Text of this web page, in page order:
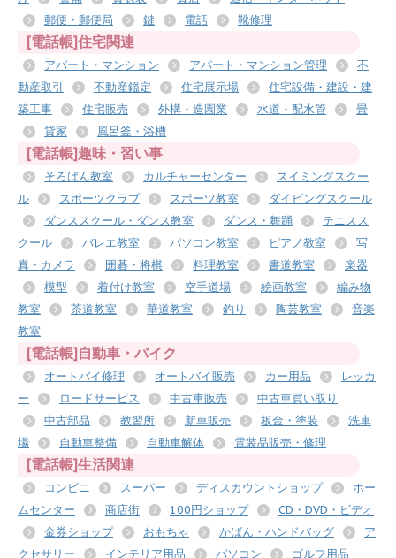
郵便・郵便局
鍵 電話 靴修理
[電話帳]住宅関連
アパート・マンション アパート・マンション管理
不
動産取引
不動産鑑定 住宅展示場
住宅設備・建設・建
築工事
住宅販売 外構・造園業 水道・配水管
畳
貸家
風呂釜・浴槽
[電話帳]趣味・習い事
そろばん教室 カルチャーセンター
スイミングスクー
ル
スポーツクラブ スポーツ教室
ダイビングスクール
ダンススクール・ダンス教室
ダンス・舞踊
テニスス
クール
バレエ教室 パソコン教室 ピアノ教室
写
真・カメラ
囲碁・将棋 料理教室 書道教室
楽器
模型
着付け教室 空手道場 絵画教室
編み物
教室
茶道教室 華道教室 釣り 陶芸教室
音楽
教室
[電話帳]自動車・バイク
オートバイ修理 オートバイ販売 カー用品
レッカ
ー
ロードサービス 中古車販売
中古車買い取り
中古部品
教習所 新車販売 板金・塗装
洗車
場
自動車整備 自動車解体 電装品販売・修理
[電話帳]生活関連
コンビニ スーパー ディスカウントショップ
ホー
ムセンター
商店街 100円ショップ
CD・DVD・ビデオ
金券ショップ
おもちゃ かばん・ハンドバッグ
ア
クセサリー
インテリア用品 パソコン
ゴルフ用品